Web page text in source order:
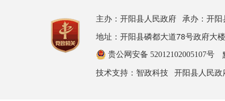
主办：开阳县人民政府 承办：开阳
地址：开阳县磷都大道78号政府
贵公网安备 52012102005107号
技术支持： 智政科技 开阳县人民